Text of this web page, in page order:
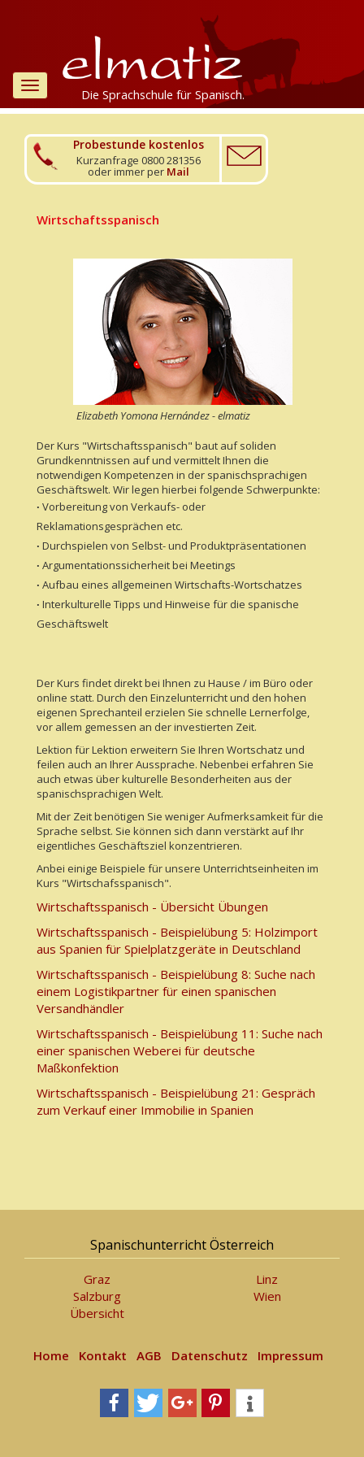
Toggle
navigation Die Sprachschule für Spanisch.
Probestunde kostenlos
Kurzanfrage 0800 281356
oder immer per Mail
Wirtschaftsspanisch
Elizabeth Yomona Hernández - elmatiz
Der Kurs "Wirtschaftsspanisch" baut auf soliden
Grundkenntnissen auf und vermittelt Ihnen die
notwendigen Kompetenzen in der spanischsprachigen
Geschäftswelt. Wir legen hierbei folgende Schwerpunkte:
∙ Vorbereitung von Verkaufs- oder
Reklamationsgesprächen etc.
∙ Durchspielen von Selbst- und Produktpräsentationen
∙ Argumentationssicherheit bei Meetings
∙ Aufbau eines allgemeinen Wirtschafts-Wortschatzes
∙ Interkulturelle Tipps und Hinweise für die spanische
Geschäftswelt
Der Kurs findet direkt bei Ihnen zu Hause / im Büro oder
online statt. Durch den Einzelunterricht und den hohen
eigenen Sprechanteil erzielen Sie schnelle Lernerfolge,
vor allem gemessen an der investierten Zeit.
Lektion für Lektion erweitern Sie Ihren Wortschatz und
feilen auch an Ihrer Aussprache. Nebenbei erfahren Sie
auch etwas über kulturelle Besonderheiten aus der
spanischsprachigen Welt.
Mit der Zeit benötigen Sie weniger Aufmerksamkeit für die
Sprache selbst. Sie können sich dann verstärkt auf Ihr
eigentliches Geschäftsziel konzentrieren.
Anbei einige Beispiele für unsere Unterrichtseinheiten im
Kurs "Wirtschafsspanisch".
Wirtschaftsspanisch - Übersicht Übungen
Wirtschaftsspanisch - Beispielübung 5: Holzimport
aus Spanien für Spielplatzgeräte in Deutschland
Wirtschaftsspanisch - Beispielübung 8: Suche nach
einem Logistikpartner für einen spanischen
Versandhändler
Wirtschaftsspanisch - Beispielübung 11: Suche nach
einer spanischen Weberei für deutsche
Maßkonfektion
Wirtschaftsspanisch - Beispielübung 21: Gespräch
zum Verkauf einer Immobilie in Spanien
Spanischunterricht Österreich
Graz
Linz
Salzburg
Wien
Übersicht
Home Kontakt AGB Datenschutz Impressum